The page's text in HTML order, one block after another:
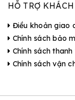
HỖ TRỢ
Điều khoản giao
Chính sách bảo
Chính sách
Chính sách vận